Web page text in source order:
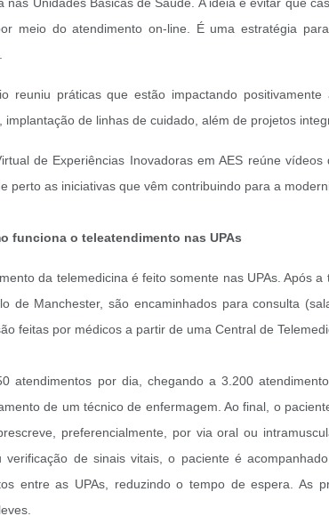
meio do atendimento on-line. É uma estratégia
reuniu práticas que estão impactando
implantação de linhas de cuidado, além de projetos
de Experiências Inovadoras em AES reúne
perto as iniciativas que vêm contribuindo para a
funciona o teleatendimento nas UPAs
da telemedicina é feito somente nas UPAs. Após
de Manchester, são encaminhados para consulta
feitas por médicos a partir de uma Central de
atendimentos por dia, chegando a 3.200
de um técnico de enfermagem. Ao final, o
preferencialmente, por via oral ou
verificação de sinais vitais, o paciente é
entre as UPAs, reduzindo o tempo de espera. As